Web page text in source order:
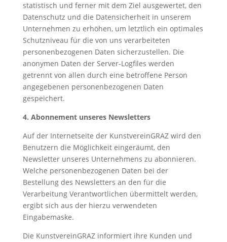
statistisch und ferner mit dem Ziel ausgewertet, den
Datenschutz und die Datensicherheit in unserem
Unternehmen zu erhöhen, um letztlich ein optimales
Schutzniveau für die von uns verarbeiteten
personenbezogenen Daten sicherzustellen. Die
anonymen Daten der Server-Logfiles werden
getrennt von allen durch eine betroffene Person
angegebenen personenbezogenen Daten
gespeichert.
4. Abonnement unseres Newsletters
Auf der Internetseite der KunstvereinGRAZ wird den
Benutzern die Möglichkeit eingeräumt, den
Newsletter unseres Unternehmens zu abonnieren.
Welche personenbezogenen Daten bei der
Bestellung des Newsletters an den für die
Verarbeitung Verantwortlichen übermittelt werden,
ergibt sich aus der hierzu verwendeten
Eingabemaske.
Die KunstvereinGRAZ informiert ihre Kunden und